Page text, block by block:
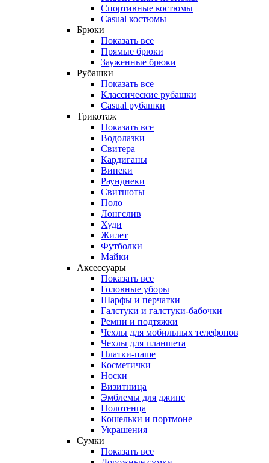
Спортивные костюмы
Casual костюмы
Брюки
Показать все
Прямые брюки
Зауженные брюки
Рубашки
Показать все
Классические рубашки
Casual рубашки
Трикотаж
Показать все
Водолазки
Свитера
Кардиганы
Винеки
Раунднеки
Свитшоты
Поло
Лонгслив
Худи
Жилет
Футболки
Майки
Аксессуары
Показать все
Головные уборы
Шарфы и перчатки
Галстуки и галстуки-бабочки
Ремни и подтяжки
Чехлы для мобильных телефонов
Чехлы для планшета
Платки-паше
Косметички
Носки
Визитница
Эмблемы для джинс
Полотенца
Кошельки и портмоне
Украшения
Сумки
Показать все